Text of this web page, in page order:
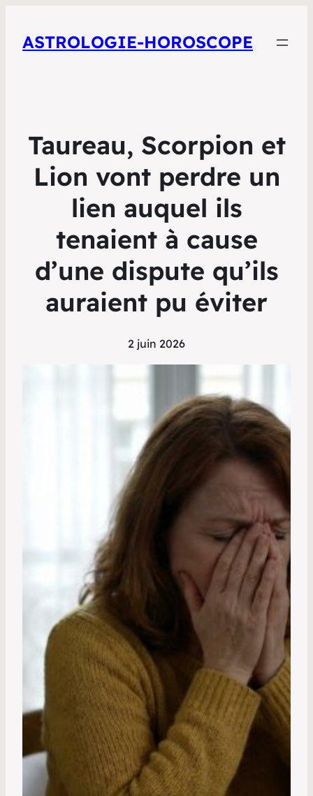
ASTROLOGIE-HOROSCOPE
Taureau, Scorpion et
Lion vont perdre un
lien auquel ils
tenaient à cause
d’une dispute qu’ils
auraient pu éviter
2 juin 2026